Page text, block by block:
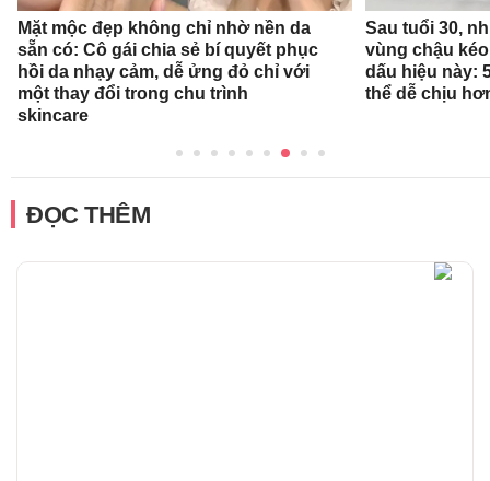
Mặt mộc đẹp không chỉ nhờ nền da
sẵn có: Cô gái chia sẻ bí quyết phục
hồi da nhạy cảm, dễ ửng đỏ chỉ với
một thay đổi trong chu trình
skincare
Sau tuổi 30,
vùng chậu
dấu hiệu này:
thể dễ chịu
ĐỌC THÊM